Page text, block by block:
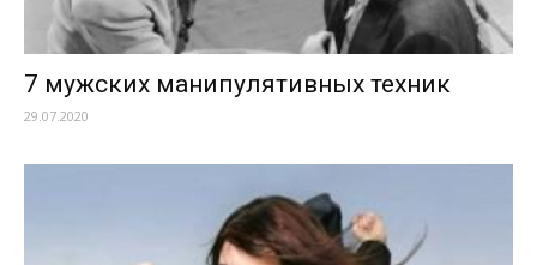
7 мужских манипулятивных техник
29.07.2020